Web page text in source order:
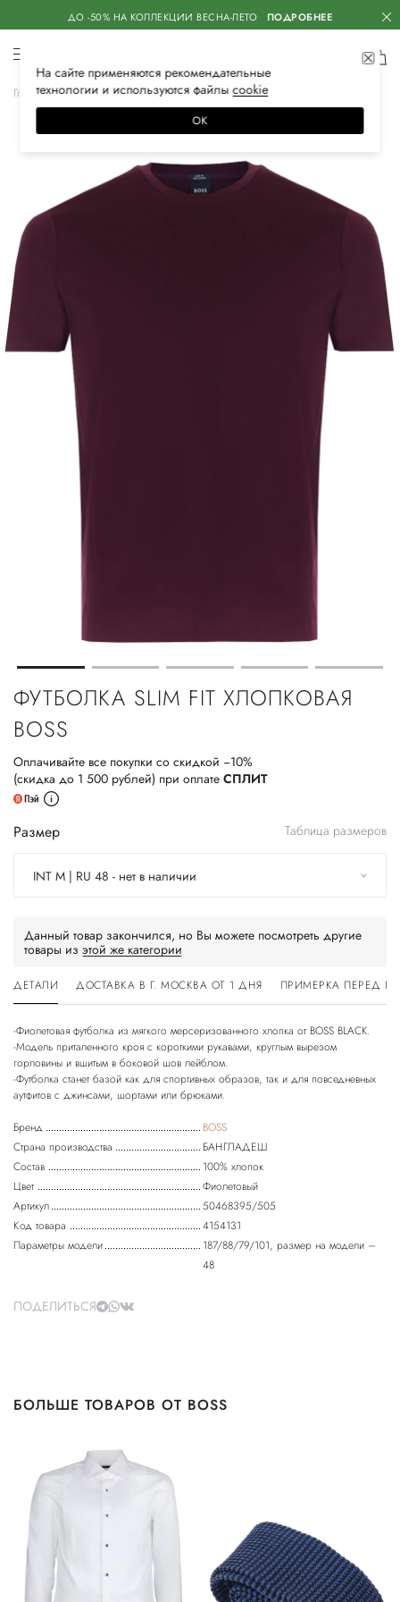
ДО -50% НА КОЛЛЕКЦИИ ВЕСНА-ЛЕТО ПОДРОБНЕЕ
Главная Мужская Одежда Футболки
ФУТБОЛКА SLIM FIT ХЛОПКОВАЯ
BOSS
Оплачивайте все покупки со скидкой −10%
(скидка до 1 500 рублей) при оплате СПЛИТ
Размер Таблица размеров
INT M | RU 48 - нет в наличии
Данный товар закончился, но Вы можете посмотреть другие
товары из этой же категории
ДЕТАЛИ ДОСТАВКА В Г. МОСКВА ОТ 1 ДНЯ ПРИМЕРКА ПЕРЕД
-Фиолетовая футболка из мягкого мерсеризованного хлопка от BOSS BLACK.
-Модель приталенного кроя с короткими рукавами, круглым вырезом
горловины и вшитым в боковой шов лейблом.
-Футболка станет базой как для спортивных образов, так и для повседневных
Бренд
BOSS
Страна производства
БАНГЛАДЕШ
Состав
100% хлопок
Цвет
Фиолетовый
Артикул
50468395/505
Код товара
4154131
Параметры модели
187/88/79/101, размер на модели –
48
ПОДЕЛИТЬСЯ
БОЛЬШЕ ТОВАРОВ ОТ BOSS
На сайте применяются рекомендательные
технологии и используются файлысооkiе
ОК